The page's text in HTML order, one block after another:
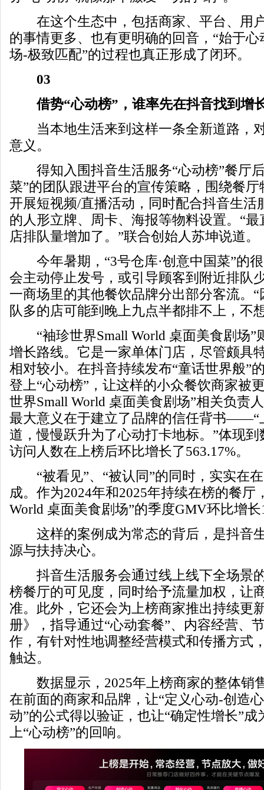
在这个生态中，包括商家、平台、用
的事情更多、也有更明确的回音，“始于
场-极致匹配”的过程也真正形成了闭环。
03
借势“心动榜”，谁率先在抖音找到增
当本地生活来到这样一条全新道路，
意义。
得知入围抖音生活服务“心动榜”餐厅后
菜”的团队跟进平台的宣传策略，围绕餐
开展短视频/直播活动，同时配合抖音生活
的人形立牌、周卡、海报等物料设置。“
店排队量增加了。”联合创始人苏坤说道。
今年暑期，“3号仓库·创意中国菜”的
会主动停止发号，或引导顾客到附近排队
一商场里的其他餐饮品牌分出部分客流。
队多的店可能到晚上九点半都排不上，不
“袖珍世界Small World 桌面美食剧场”
增长路线。它是一家单体门店，尽管颇具
相对较小。在抖音持续发布“童话世界般”
登上“心动榜”，让这样的小众餐饮商家被
世界Small World 桌面美食剧场”相关负责
最大意义在于建立了品牌的信任背书——“
道，慢慢跃升为了心动打卡地标。”体现
访问人数在上榜后环比增长了563.17%。
“被看见”、“被认同”的同时，实实在
成。作为2024年和2025年持续在榜的餐厅
World 桌面美食剧场”的季度GMV环比增长
这样的案例成为常态的背后，是抖音
源与扶持决心。
抖音生活服务会通过线上线下全场景的
榜餐厅的可见度，同时给予流量加权，让
准。此外，它还会为上榜商家推出持续更
册》，指导通过“心动套餐”、内容经营、
作，有针对性地调整经营模式和传播方式
触达。
数据显示，2025年上榜商家的整体销
在前面的商家和品牌，让“定义心动-创造
动”的公式得以验证，也让“确定性增长”
上“心动榜”的回响。